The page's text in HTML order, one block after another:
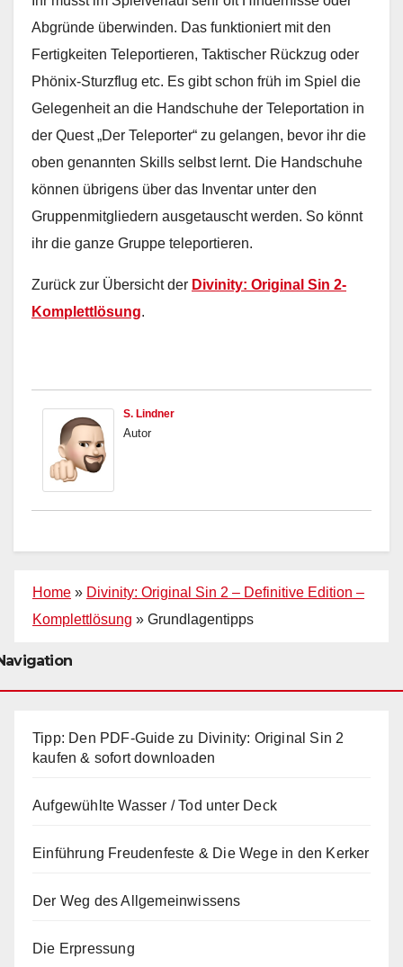
Abgründe überwinden. Das funktioniert mit den
Fertigkeiten Teleportieren, Taktischer Rückzug oder
Phönix-Sturzflug etc. Es gibt schon früh im Spiel die
Gelegenheit an die Handschuhe der Teleportation in
der Quest „Der Teleporter“ zu gelangen, bevor ihr die
oben genannten Skills selbst lernt. Die Handschuhe
können übrigens über das Inventar unter den
Gruppenmitgliedern ausgetauscht werden. So könnt
ihr die ganze Gruppe teleportieren.
Zurück zur Übersicht der Divinity: Original Sin 2-
Komplettlösung.
S. Lindner
Autor
Home » Divinity: Original Sin 2 – Definitive Edition –
Komplettlösung » Grundlagentipps
Tipp: Den PDF-Guide zu Divinity: Original Sin 2
kaufen & sofort downloaden
Aufgewühlte Wasser / Tod unter Deck
Einführung Freudenfeste & Die Wege in den Kerker
Der Weg des Allgemeinwissens
Die Erpressung